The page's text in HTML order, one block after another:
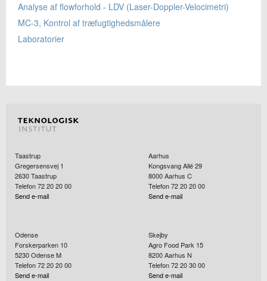
Analyse af flowforhold - LDV (Laser-Doppler-Velocimetri)
MC-3, Kontrol af træfugtighedsmålere
Laboratorier
Taastrup
Gregersensvej 1
2630Taastrup
Telefon 72 20 20 00
Send e-mail
Aarhus
Kongsvang Allé 29
8000Aarhus C
Telefon 72 20 20 00
Send e-mail
Odense
Forskerparken 10
5230Odense M
Telefon 72 20 20 00
Send e-mail
Skejby
Agro Food Park 15
8200Aarhus N
Telefon 72 20 30 00
Send e-mail